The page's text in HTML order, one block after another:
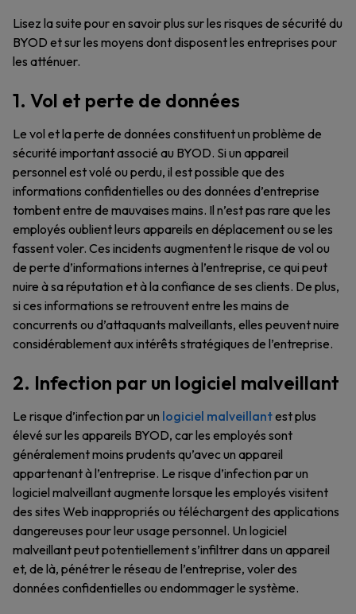
Lisez la suite pour en savoir plus sur les risques de sécurité du
BYOD et sur les moyens dont disposent les entreprises pour
les atténuer.
1. Vol et perte de données
Le vol et la perte de données constituent un problème de
sécurité important associé au BYOD. Si un appareil
personnel est volé ou perdu, il est possible que des
informations confidentielles ou des données d’entreprise
tombent entre de mauvaises mains. Il n’est pas rare que les
employés oublient leurs appareils en déplacement ou se les
fassent voler. Ces incidents augmentent le risque de vol ou
de perte d’informations internes à l’entreprise, ce qui peut
nuire à sa réputation et à la confiance de ses clients. De plus,
si ces informations se retrouvent entre les mains de
concurrents ou d’attaquants malveillants, elles peuvent nuire
considérablement aux intérêts stratégiques de l’entreprise.
2. Infection par un logiciel malveillant
Le risque d’infection par un logiciel malveillantest plus
élevé sur les appareils BYOD, car les employés sont
généralement moins prudents qu’avec un appareil
appartenant à l’entreprise. Le risque d’infection par un
logiciel malveillant augmente lorsque les employés visitent
des sites Web inappropriés ou téléchargent des applications
dangereuses pour leur usage personnel. Un logiciel
malveillant peut potentiellement s’infiltrer dans un appareil
et, de là, pénétrer le réseau de l’entreprise, voler des
données confidentielles ou endommager le système.